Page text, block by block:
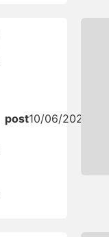
post10/06/2026